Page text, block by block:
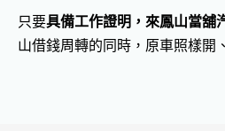
只要具備工作證明，來鳳山當舖
山借錢周轉的同時，原車照樣開